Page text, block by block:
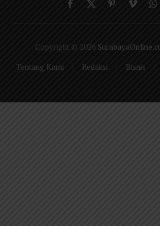
Facebook
X
PinterestVimeo
Copyright © 2026
Tentang Kami
Redaksi Bisnis